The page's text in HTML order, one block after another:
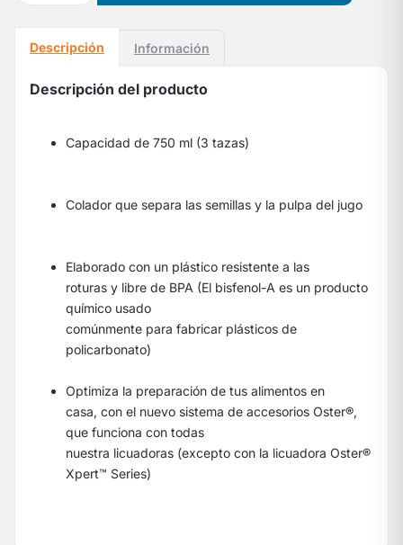
Descripción Información
Descripción del producto
Capacidad de 750 ml (3 tazas)
Colador que separa las semillas y la pulpa del jugo
Elaborado con un plástico resistente a las
roturas y libre de BPA (El bisfenol-A es un producto
químico usado
comúnmente para fabricar plásticos de
policarbonato)
Optimiza la preparación de tus alimentos en
casa, con el nuevo sistema de accesorios Oster®,
que funciona con todas
nuestra licuadoras (excepto con la licuadora Oster®
Xpert™ Series)